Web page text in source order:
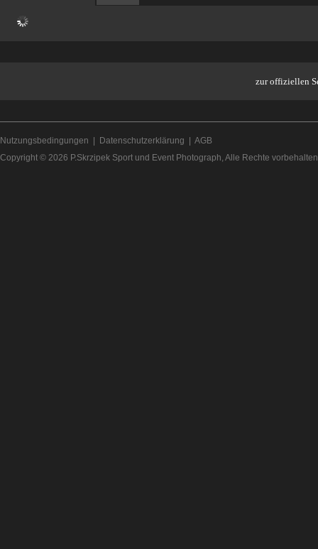
zur offiziellen
Nutzungsbedingungen Datenschutzerklärung
AGB
Copyright © 2026 P.Skrzipek Sport und Event Photograph, Alle Rechte